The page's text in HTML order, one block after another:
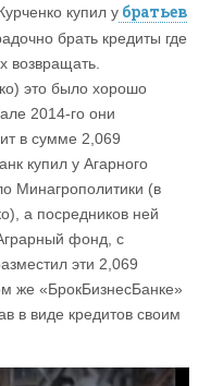
купил у братьев
брать кредиты где
возвращать.
это было хорошо
2014-го они
в сумме 2,069
купил у Агарного
Минагрополитики (в
а посредников ней
фонд, с
эти 2,069
же «БрокБизнесБанке»
в виде кредитов своим